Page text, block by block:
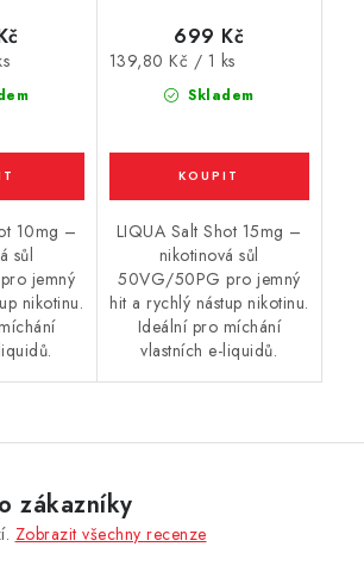
10mg –
sůl
jemný
nikotinu.
/ 15mg
Skladem
699 Kč
Měrná
139,80 Kč / 1 ks
LIQUA Salt Shot 15mg –
nikotinová sůl
50VG/50PG pro jemný
hit a rychlý nástup nikotinu.
Ideální pro míchání
vlastních e-liquidů.
zákazníky
Zobrazit všechny recenze